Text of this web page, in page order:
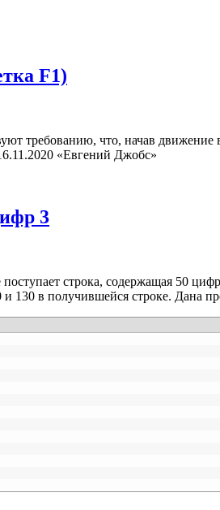
F1)
требованию, что, начав
«Евгений Джобс»
3
строка, содержащая 50
130 в получившейся строке. Дана